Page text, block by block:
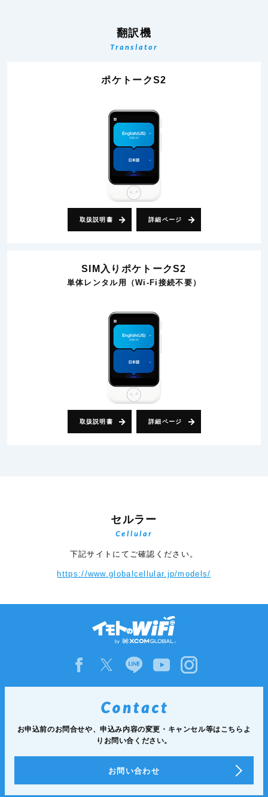
翻訳機
Translator
ポケトークS2
取扱説明書 詳細ページ
SIM入りポケトークS2
単体レンタル用（Wi-Fi接続不要）
取扱説明書 詳細ページ
セルラー
Cellular
下記サイトにてご確認ください。
https://www.globalcellular.jp/models/
お申込前のお問合せや、申込み内容の変更・キャンセル等はこちらよ
りお問い合ください。
お問い合わせ